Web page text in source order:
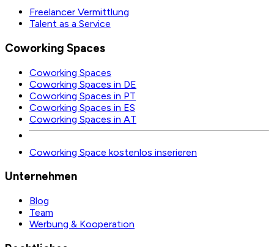
Freelancer Vermittlung
Talent as a Service
Coworking Spaces
Coworking Spaces
Coworking Spaces in DE
Coworking Spaces in PT
Coworking Spaces in ES
Coworking Spaces in AT
Coworking Space kostenlos inserieren
Unternehmen
Blog
Team
Werbung & Kooperation